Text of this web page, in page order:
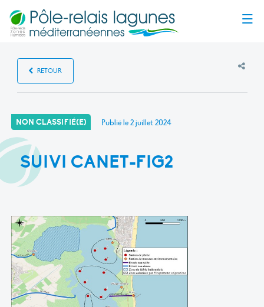
RETOUR
NON CLASSIFIÉ(E) Publié le2 juillet 2024
SUIVI CANET-FIG2